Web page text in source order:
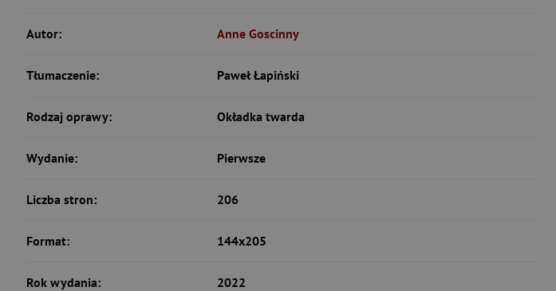
Autor: Anne Goscinny
Tłumaczenie: Paweł Łapiński
Rodzaj oprawy: Okładka twarda
Wydanie: Pierwsze
Liczba stron: 206
Format: 144x205
Rok wydania: 2022